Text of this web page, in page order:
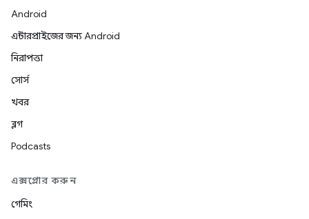
Android
এন্টারপ্রাইজের জন্য Android
নিরাপত্তা
সোর্স
খবর
ব্লগ
Podcasts
এক্সপ্লোর করুন
গেমিং